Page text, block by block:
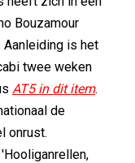
Bouzamour
Aanleiding is het
twee weken
AT5 in dit item.
de
onrust.